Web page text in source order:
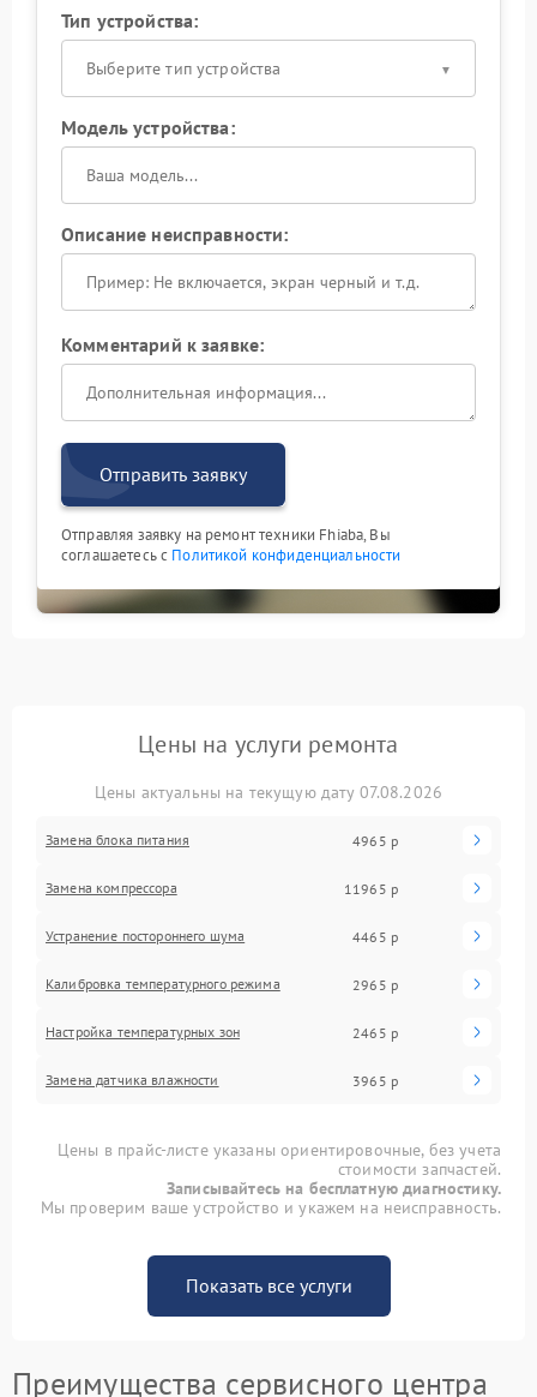
Тип устройства:
Выберите тип устройства
Модель устройства:
Описание неисправности:
Комментарий к заявке:
Отправить заявку
Отправляя заявку на ремонт техники Fhiaba, Вы
соглашаетесь с Политикой конфиденциальности
Цены на услуги ремонта
Цены актуальны на текущую дату 07.08.2026
Замена блока питания 4965 р
Замена компрессора 11965 р
Устранение постороннего шума 4465 р
Калибровка температурного режима 2965 р
Настройка температурных зон 2465 р
Замена датчика влажности 3965 р
Цены в прайс-листе указаны ориентировочные, без учета
стоимости запчастей.
Записывайтесь на бесплатную диагностику.
Мы проверим ваше устройство и укажем на неисправность.
Показать все услуги
Преимущества сервисного центра